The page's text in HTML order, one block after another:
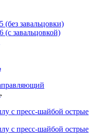
(без завальцовки)
(с завальцовкой)
с пресс-шайбой острые
с пресс-шайбой острые